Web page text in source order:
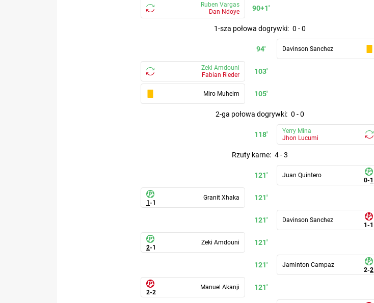
90+1'
Ruben Vargas
Dan Ndoye
1-sza połowa dogrywki: 0 -0
94' Davinson Sanchez
103'
Zeki Amdouni
Fabian Rieder
105'
Miro Muheim
2-ga połowa dogrywki: 0 -0
118'
Yerry Mina
Jhon Lucumi
rzuty karne: 4-3
121'
0-1
Juan Quintero
121'
1 -1
Granit Xhaka
121'
1 -1
Davinson Sanchez
121'
2-1
Zeki Amdouni
121'
2-2
Jaminton Campaz
121'
2-2
Manuel Akanji